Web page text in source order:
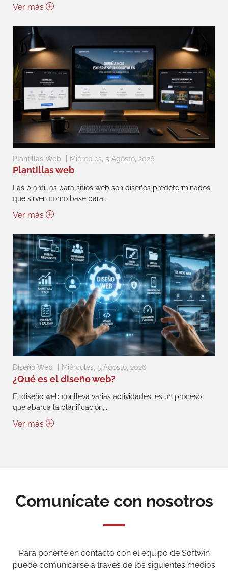
Ver más
Plantillas Web Miércoles, 5 Agosto, 2026
Plantillas web
Las plantillas para sitios web son diseños predeterminados
que sirven como base para...
Ver más
Diseño Web Miércoles, 5 Agosto, 2026
¿Qué es el diseño web?
El diseño web conlleva varias actividades, es un proceso
que abarca la planificación,...
Ver más
Comunícate con nosotros
Para ponerte en contacto con el equipo de Softwin
puede comunicarse a través de los siguientes medios